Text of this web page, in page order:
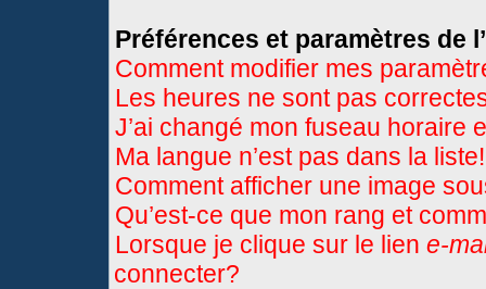
Préférences et paramètres de
Comment modifier mes
Les heures ne sont pas
J’ai changé mon fuseau horaire
Ma langue n’est pas dans la liste!
Comment afficher une image
Qu’est-ce que mon rang et
Lorsque je clique sur le lien e-
connecter?